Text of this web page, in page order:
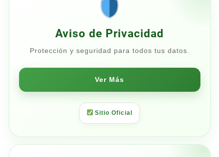
Aviso de Privacidad
Protección y seguridad para todos tus datos.
Ver Más
Sitio Oficial